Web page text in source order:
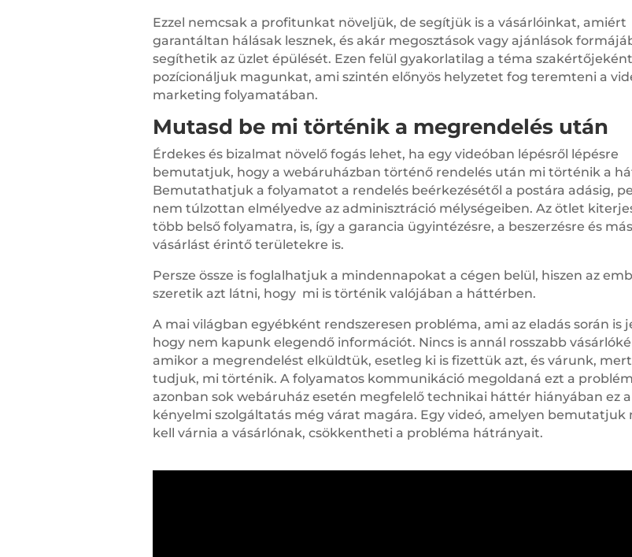
Ezzel nemcsak a profitunkat növeljük, de segítjük is a vásárlóinkat, amiért
garantáltan hálásak lesznek, és akár megosztások vagy ajánlások
segíthetik az üzlet épülését. Ezen felül gyakorlatilag a téma szakértőjeként
pozícionáljuk magunkat, ami szintén előnyös helyzetet fog teremteni a
marketing folyamatában.
Mutasd be mi történik a megrendelés után
Érdekes és bizalmat növelő fogás lehet, ha egy videóban lépésről lépésre
bemutatjuk, hogy a webáruházban történő rendelés után mi történik a
Bemutathatjuk a folyamatot a rendelés beérkezésétől a postára adásig,
nem túlzottan elmélyedve az adminisztráció mélységeiben. Az ötlet
több belső folyamatra, is, így a garancia ügyintézésre, a beszerzésre és más
vásárlást érintő területekre is.
Persze össze is foglalhatjuk a mindennapokat a cégen belül, hiszen az
szeretik azt látni, hogy mi is történik valójában a háttérben.
A mai világban egyébként rendszeresen probléma, ami az eladás során is
hogy nem kapunk elegendő információt. Nincs is annál rosszabb
amikor a megrendelést elküldtük, esetleg ki is fizettük azt, és várunk,
tudjuk, mi történik. A folyamatos kommunikáció megoldaná ezt a
azonban sok webáruház esetén megfelelő technikai háttér hiányában ez a
kényelmi szolgáltatás még várat magára. Egy videó, amelyen bemutatjuk
kell várnia a vásárlónak, csökkentheti a probléma hátrányait.